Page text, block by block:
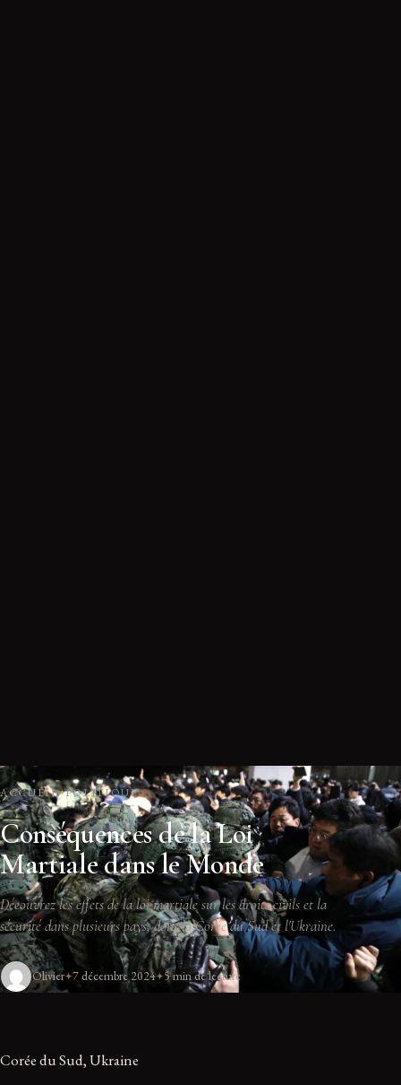
ACCUEIL POLITIQUE
Conséquences de la Loi
Martiale dans le Monde
Découvrez les effets de la loi martiale sur les droits civils et la
sécurité dans plusieurs pays, dont la Corée du Sud et l'Ukraine.
Olivier 7 décembre 2024 5 min de lecture
Corée du Sud, Ukraine